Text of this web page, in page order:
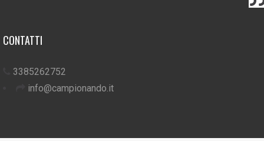
CONTATTI
3385262752
info@campionando.it